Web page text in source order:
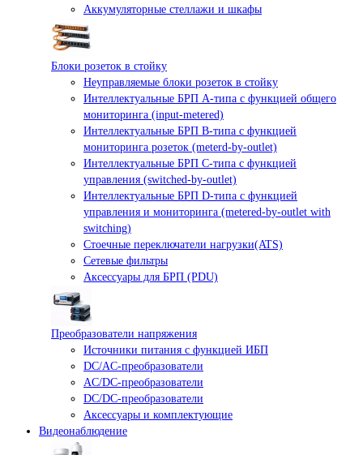
Аккумуляторные стеллажи и шкафы
Блоки розеток в стойку
Неуправляемые блоки розеток в стойку
Интеллектуальные БРП А-типа с функцией общего
мониторинга (input-metered)
Интеллектуальные БРП B-типа с функцией
мониторинга розеток (meterd-by-outlet)
Интеллектуальные БРП C-типа с функцией
управления (switched-by-outlet)
Интеллектуальные БРП D-типа с функцией
управления и мониторинга (metered-by-outlet with
switching)
Стоечные переключатели нагрузки(ATS)
Сетевые фильтры
Аксессуары для БРП (PDU)
Преобразователи напряжения
Источники питания c функцией ИБП
DC/AC-преобразователи
AC/DC-преобразователи
DC/DC-преобразователи
Аксессуары и комплектующие
Видеонаблюдение